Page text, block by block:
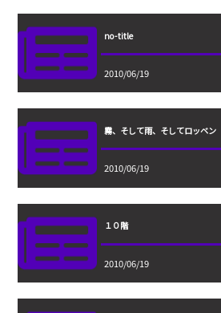
no-title
2010/06/19
霧、そして雨、そしてロッベン
2010/06/19
１０階
2010/06/19